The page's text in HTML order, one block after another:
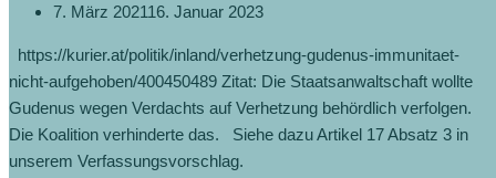
7. März 202116. Januar 2023
https://kurier.at/politik/inland/verhetzung-gudenus-immunitaet-
nicht-aufgehoben/400450489 Zitat: Die Staatsanwaltschaft wollte
Gudenus wegen Verdachts auf Verhetzung behördlich verfolgen.
Die Koalition verhinderte das. Siehe dazu Artikel 17 Absatz 3 in
unserem Verfassungsvorschlag.